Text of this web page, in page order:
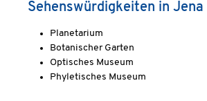
Sehenswürdigkeiten in Jena
Planetarium
Botanischer Garten
Optisches Museum
Phyletisches Museum